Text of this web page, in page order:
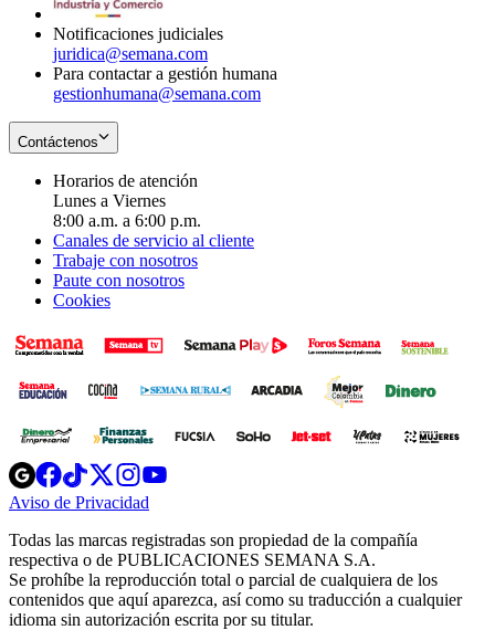
Notificaciones judiciales
juridica@semana.com
Para contactar a gestión humana
gestionhumana@semana.com
Contáctenos
Horarios de atención
Lunes a Viernes
8:00 a.m. a 6:00 p.m.
Canales de servicio al cliente
Trabaje con nosotros
Paute con nosotros
Cookies
Opens
in
new
Opens
in
new
Opens
in
new
window
Opens
new
windowwindow
Aviso de Privacidad
new
window
Todas las marcas registradas son propiedad de la compañía
respectiva o de PUBLICACIONES SEMANA S.A.
Se prohíbe la reproducción total o parcial de cualquiera de los
contenidos que aquí aparezca, así como su traducción a cualquier
idioma sin autorización escrita por su titular.